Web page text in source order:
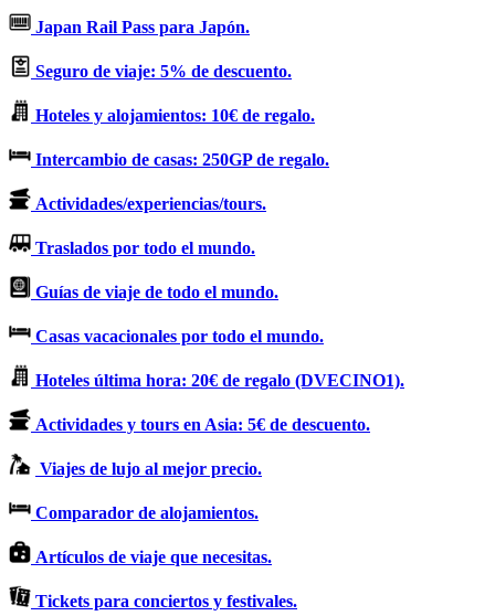
Japan Rail Pass para Japón.
Seguro de viaje: 5% de descuento.
Hoteles y alojamientos: 10€ de regalo.
Intercambio de casas: 250GP de regalo.
Actividades/experiencias/tours.
Traslados por todo el mundo.
Guías de viaje de todo el mundo.
Casas vacacionales por todo el mundo.
Hoteles última hora: 20€ de regalo (DVECINO1).
Actividades y tours en Asia: 5€ de descuento.
Viajes de lujo al mejor precio.
Comparador de alojamientos.
Artículos de viaje que necesitas.
Tickets para conciertos y festivales.